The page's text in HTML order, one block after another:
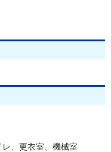
、更衣室、機械室